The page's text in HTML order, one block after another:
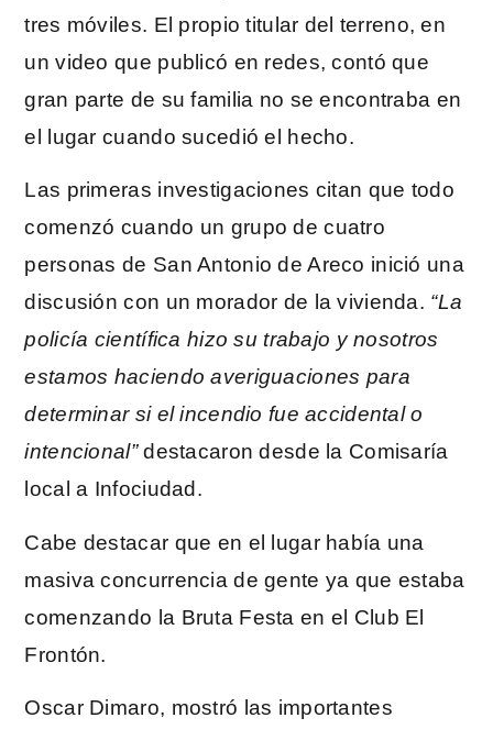
tres móviles. El propio titular del terreno, en
un video que publicó en redes, contó que
gran parte de su familia no se encontraba en
el lugar cuando sucedió el hecho.
Las primeras investigaciones citan que todo
comenzó cuando un grupo de cuatro
personas de San Antonio de Areco inició una
discusión con un morador de la vivienda. “La
policía científica hizo su trabajo y nosotros
estamos haciendo averiguaciones para
determinar si el incendio fue accidental o
intencional”destacaron desde la Comisaría
local a Infociudad.
Cabe destacar que en el lugar había una
masiva concurrencia de gente ya que estaba
comenzando la Bruta Festa en el Club El
Frontón.
Oscar Dimaro, mostró las importantes